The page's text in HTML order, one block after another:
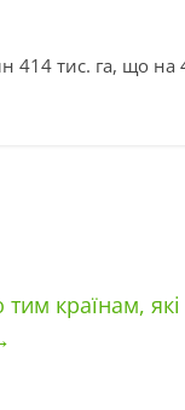
414 тис. га, що на
тим країнам,